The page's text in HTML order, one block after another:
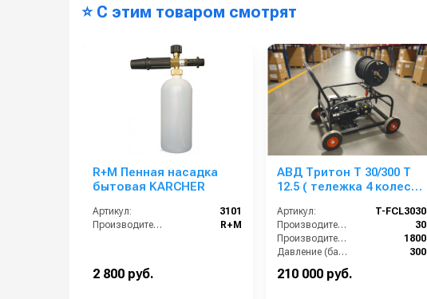
⭐ С этим товаром смотрят
R+M Пенная насадка
бытовая KARCHER
Артикул:
3101
Производитель:
R+M
2 800 руб.
АВД Тритон T 30/300 T
12.5 ( тележка 4 колеса,
электрика с
теплозащитой)
Артикул:
T-FCL3030
Производительность (л/мин):
30
Производительность (л/ч):
1800
Давление (бар):
300
Напряжение (В):
Страна-производитель:
210 000 руб.